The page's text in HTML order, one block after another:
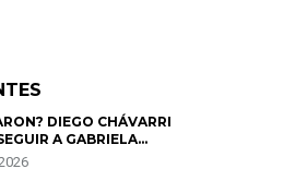
DIEGO CHÁVARRI
A GABRIELA
ANUNCIA SU SALIDA